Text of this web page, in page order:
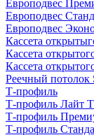
Европодвес
Европодвес
Европодвес
Кассета
Кассета
Кассета
Реечный потолок
Т-профиль
Т-профиль Лайт
Т-профиль
Т-профиль